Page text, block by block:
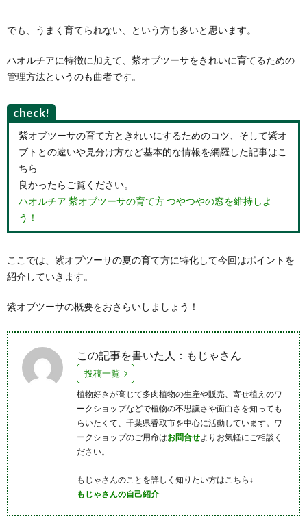
でも、うまく育てられない、という方も多いと思います。
ハオルチアに特徴に加えて、紫オブツーサをきれいに育てるための
管理方法というのも曲者です。
check!
紫オブツーサの育て方ときれいにするためのコツ、そして紫オ
ブトとの違いや見分け方など基本的な情報を網羅した記事はこ
ちら
良かったらご覧ください。
ハオルチア 紫オブツーサの育て方 つやつやの窓を維持しよ
う！
ここでは、紫オブツーサの夏の育て方に特化して今回はポイントを
紹介していきます。
紫オブツーサの概要をおさらいしましょう！
この記事を書いた人：もじゃさん
投稿一覧
植物好きが高じて多肉植物の生産や販売、寄せ植えのワ
ークショップなどで植物の不思議さや面白さを知っても
らいたくて、千葉県香取市を中心に活動しています。ワ
ークショップのご用命はお問合せよりお気軽にご相談く
ださい。
もじゃさんのことを詳しく知りたい方はこちら↓
もじゃさんの自己紹介